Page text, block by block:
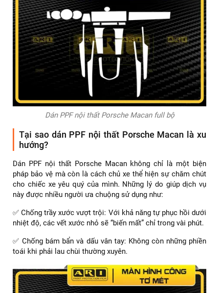
Dán PPF nội thất Porsche Macan full bộ
Tại sao dán PPF nội thất Porsche Macan là xu
hướng?
Dán PPF nội thất Porsche Macan không chỉ là một biện
pháp bảo vệ mà còn là cách chủ xe thể hiện sự chăm chút
cho chiếc xe yêu quý của mình. Những lý do giúp dịch vụ
này được nhiều người ưa chuộng sử dụng như:
✅ Chống trầy xước vượt trội: Với khả năng tự phục hồi dưới
nhiệt độ, các vết xước nhỏ sẽ “biến mất” chỉ trong vài phút.
✅ Chống bám bẩn và dấu vân tay: Không còn những phiền
toái khi phải lau chùi thường xuyên.